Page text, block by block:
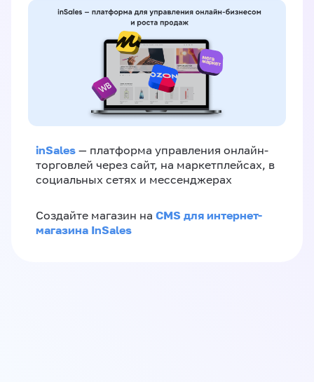
inSales — платформа управления онлайн-
торговлей через сайт, на маркетплейсах, в
социальных сетях и мессенджерах
Создайте магазин на CMS для интернет-
магазина InSales